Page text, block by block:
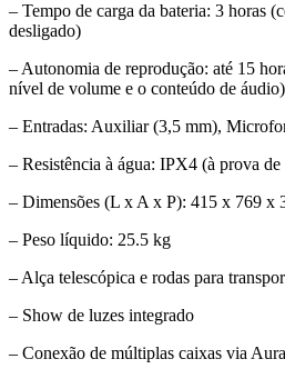
– Tempo de carga da bateria: 3 horas
desligado)
– Autonomia de reprodução: até 15
nível de volume e o conteúdo de áudio)
– Entradas: Auxiliar (3,5 mm),
– Resistência à água: IPX4 (à prova de
– Dimensões (L x A x P): 415 x 769 x
– Peso líquido: 25.5 kg
– Alça telescópica e rodas para
– Show de luzes integrado
– Conexão de múltiplas caixas via